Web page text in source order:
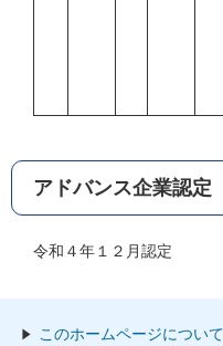
アドバンス企業認定
令和４年１２月認定
このホームページについ